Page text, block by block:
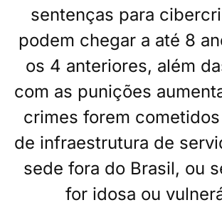
sentenças para
podem chegar a até 8
os 4 anteriores, além
com as punições
crimes forem
de infraestrutura de
sede fora do Brasil, ou
for idosa ou